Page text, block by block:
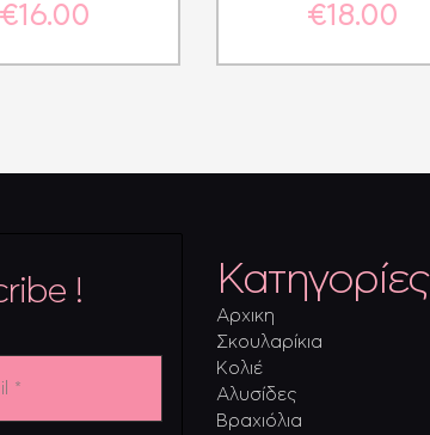
€16.00 €18.00
! Κατηγορίες
Αρχικη
Σκουλαρίκια
Κολιέ
Αλυσίδες
Βραχιόλια